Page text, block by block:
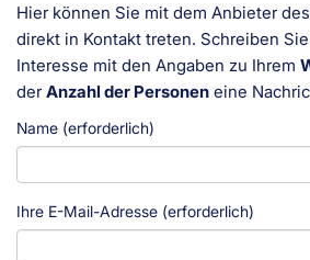
Hier können Sie mit dem Anbieter
direkt in Kontakt treten. Schreiben
Interesse mit den Angaben zu Ihrem
derAnzahl der Personen eine
Name (erforderlich)
Ihre E-Mail-Adresse (erforderlich)